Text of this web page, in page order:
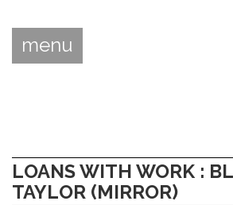
menu
LOANS WITH WORK :
TAYLOR (MIRROR)